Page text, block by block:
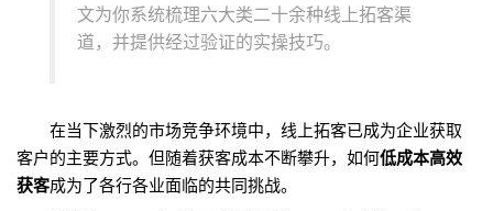
文为你系统梳理六大类二十余种线上拓客渠
道，并提供经过验证的实操技巧。
在当下激烈的市场竞争环境中，线上拓客已成为企业获取
客户的主要方式。但随着获客成本不断攀升，如何低成本高效
获客成为了各行各业面临的共同挑战。